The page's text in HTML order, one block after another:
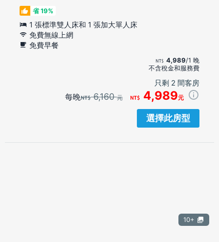
省 19%
1 張標準雙人床和 1 張加大單人床
免費無線上網
免費早餐
4,989/1 晚
不含稅金和服務費
只剩 2 間客房
每晚 6,160元 4,989元
選擇此房型
10+